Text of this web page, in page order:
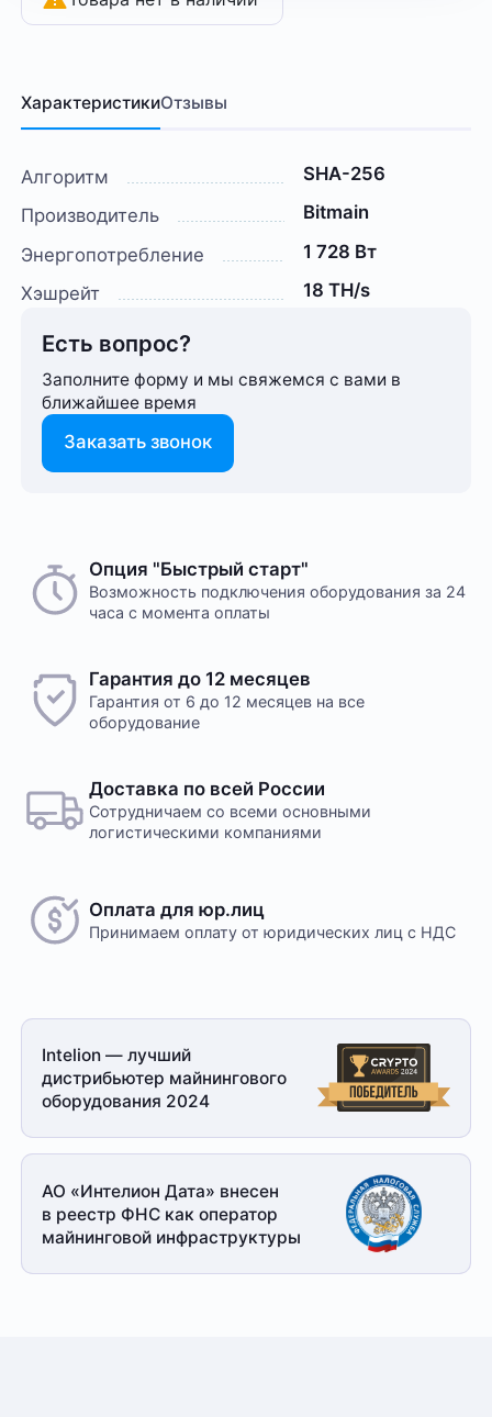
ХарактеристикиОтзывы
Алгоритм
SHA-256
Производитель
Bitmain
Энергопотребление
1 728 Вт
Хэшрейт
18 TH/s
Есть вопрос?
Заполните форму и мы свяжемся с вами в
ближайшее время
Заказать звонок
Опция "Быстрый старт"
Возможность подключения оборудования за 24
часа с момента оплаты
Гарантия до 12 месяцев
Гарантия от 6 до 12 месяцев на все
оборудование
Доставка по всей России
Сотрудничаем со всеми основными
логистическими компаниями
Оплата для юр.лиц
Принимаем оплату от юридических лиц с НДС
Intelion — лучший
дистрибьютер майнингового
оборудования 2024
АО «Интелион Дата» внесен
в реестр ФНС как оператор
майнинговой инфраструктуры